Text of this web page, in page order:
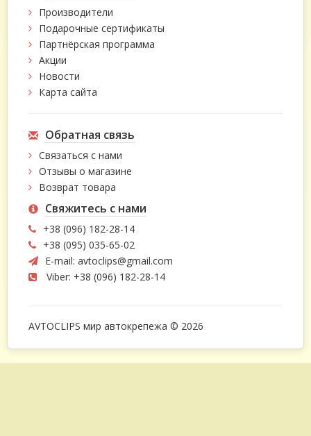
Производители
Подарочные сертификаты
Партнёрская программа
Акции
Новости
Карта сайта
Обратная связь
Связаться с нами
Отзывы о магазине
Возврат товара
Свяжитесь с нами
+38 (096) 182-28-14
+38 (095) 035-65-02
E-mail: avtoclips@gmail.com
Viber: +38 (096) 182-28-14
AVTOCLIPS мир автокрепежа © 2026